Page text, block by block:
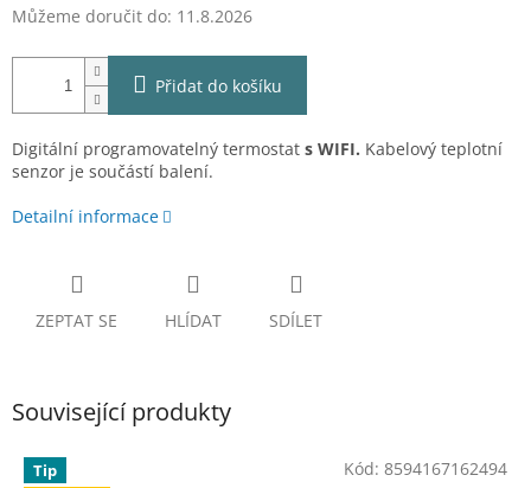
Můžeme doručit do: 11.8.2026
Přidat do košíku
Digitální programovatelný termostat s WIFI. Kabelový teplotní
senzor je součástí balení.
Detailní informace
ZEPTAT SE HLÍDAT SDÍLET
Související produkty
Tip
Kód: 8594167162494